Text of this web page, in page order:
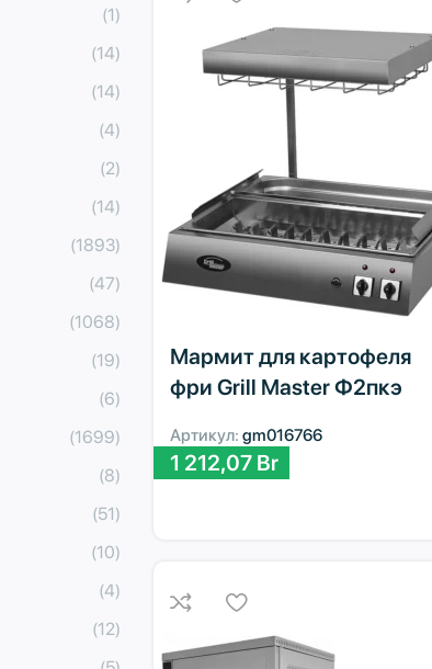
(1)
(14)
(14)
(4)
(2)
(14)
(1893)
(47)
(1068)
(19)
(6)
(1699)
(8)
(51)
(10)
(4)
(12)
Мармит для картофеля
фри Grill Master Ф2пкэ
Артикул: gm016766
1 212,07 Br